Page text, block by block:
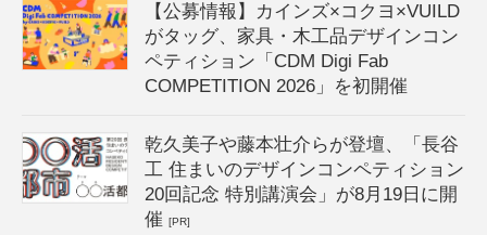
【公募情報】カインズ×コクヨ×VUILD
がタッグ、家具・木工品デザインコン
ペティション「CDM Digi Fab
COMPETITION 2026」を初開催
乾久美子や藤本壮介らが登壇、「長谷
工 住まいのデザインコンペティション
20回記念 特別講演会」が8月19日に開
催[PR]